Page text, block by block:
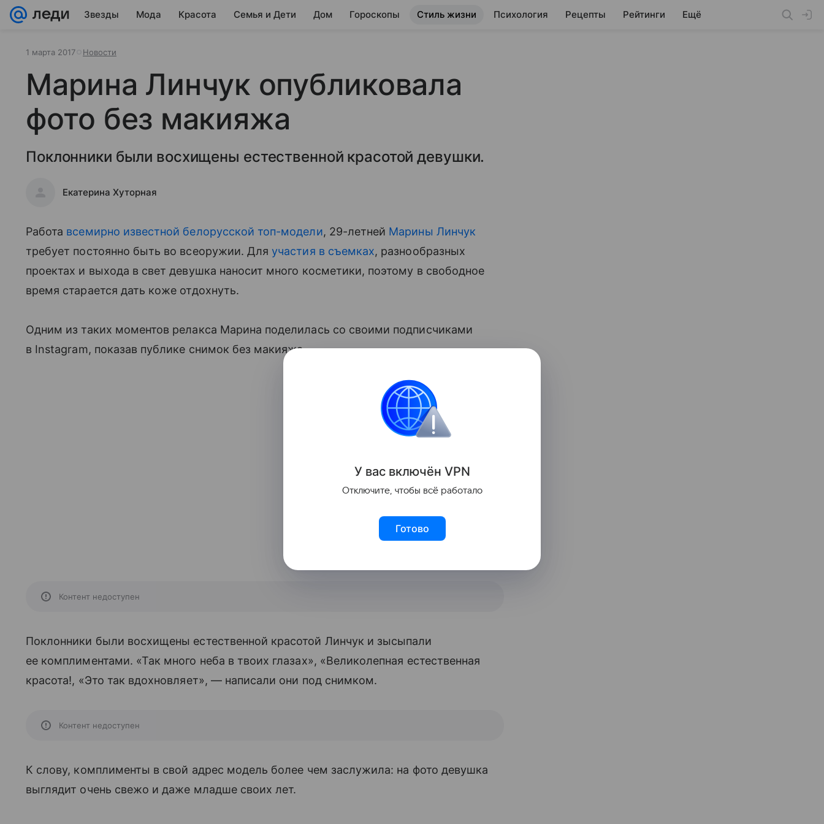
Звезды Мода Красота Семья и Дети Дом Гороскопы Стиль жизни Психология Рецепты Рейтинги Ещё
1 марта 2017 Новости
Марина Линчук опубликовала
фото без макияжа
Поклонники были восхищены естественной красотой девушки.
Екатерина Хуторная
Работа всемирно известной белорусской топ-модели, 29-летней Марины Линчук
требует постоянно быть во всеоружии. Дляучастия в съемках, разнообразных
проектах и выхода в свет девушка наносит много косметики, поэтому в свободное
время старается дать коже отдохнуть.
Одним из таких моментов релакса Марина поделилась со своими подписчиками
в Instagram, показав публике снимок без макияжа.
Контент недоступен
Поклонники были восхищены естественной красотой Линчук и зысыпали
ее комплиментами. «Так много неба в твоих глазах», «Великолепная естественная
красота!, «Это так вдохновляет», — написали они под снимком.
Контент недоступен
К слову, комплименты в свой адрес модель более чем заслужила: на фото девушка
выглядит очень свежо и даже младше своих лет.
У вас включён VPN
Отключите, чтобы всё работало
Готово